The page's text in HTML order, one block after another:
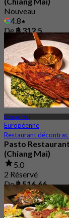
Nouveau
4.8
De฿ 312.5
Chiang Mai
Européenne
Restaurant
Pasto Restaurant
(Chiang Mai)
5.0
2 Réservé
De฿ 516.66